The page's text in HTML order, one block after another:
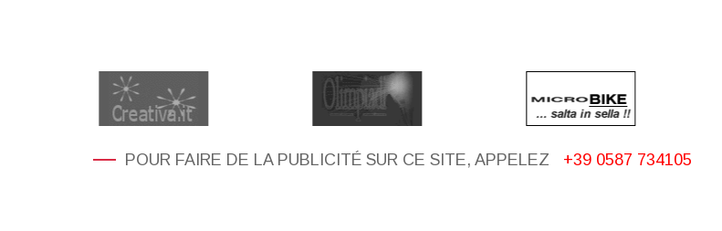
POUR FAIRE DE LA PUBLICITÉ SUR CE SITE, APPELEZ +39 0587 734105